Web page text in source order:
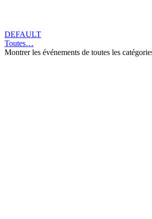
DEFAULT
Toutes…
Montrer les événements de toutes les